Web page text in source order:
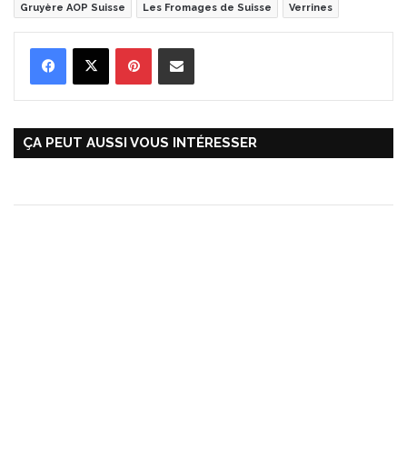
Gruyère AOP Suisse Les Fromages de Suisse Verrines
ÇA PEUT AUSSI VOUS INTÉRESSER